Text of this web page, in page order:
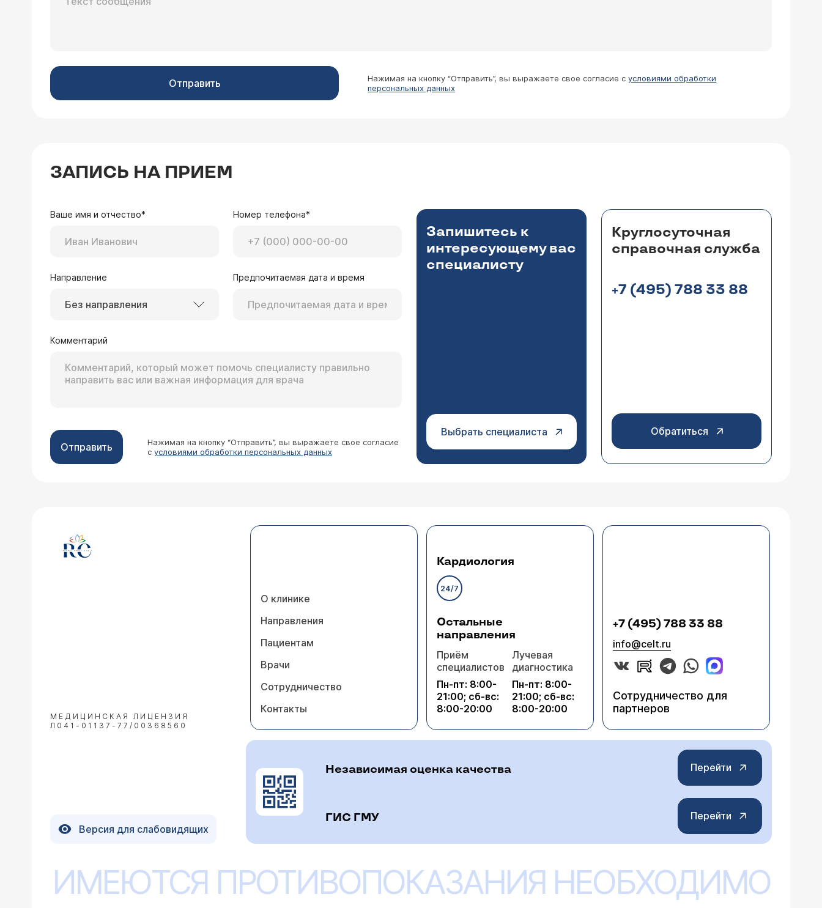
Отправить Нажимая на кнопку “Отправить”, вы выражаете свое согласие сусловиями обработки
персональных данных
ЗАПИСЬ НА ПРИЕМ
Ваше имя и отчество* Номер телефона*
Направление
Без направления
Предпочитаемая дата и время
Комментарий
Отправить
Нажимая на кнопку “Отправить”, вы выражаете свое согласие
с условиями обработки персональных данных
Запишитесь к
интересующему вас
специалисту
Выбрать специалиста
Круглосуточная
справочная служба
+7 (495) 788 33 88
Обратиться
МЕДИЦИНСКАЯ ЛИЦЕНЗИЯ
Л041-01137-77/00368560
О клинике
Направления
Пациентам
Врачи
Сотрудничество
Контакты
Кардиология
24/7
Остальные
направления
Приём
специалистов
Пн-пт: 8:00-
21:00; сб-вс:
8:00-20:00
Лучевая
диагностика
Пн-пт: 8:00-
21:00; сб-вс:
8:00-20:00
+7 (495) 788 33 88
info@celt.ru
Сотрудничество для
партнеров
Версия для слабовидящих
Независимая оценка качества Перейти
ГИС ГМУ Перейти
ИМЕЮТСЯ ПРОТИВОПОКАЗАНИЯ НЕОБХОДИМО